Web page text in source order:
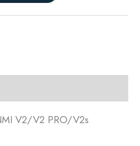
V2/V2 PRO/V2s